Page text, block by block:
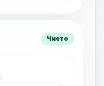
Чисто